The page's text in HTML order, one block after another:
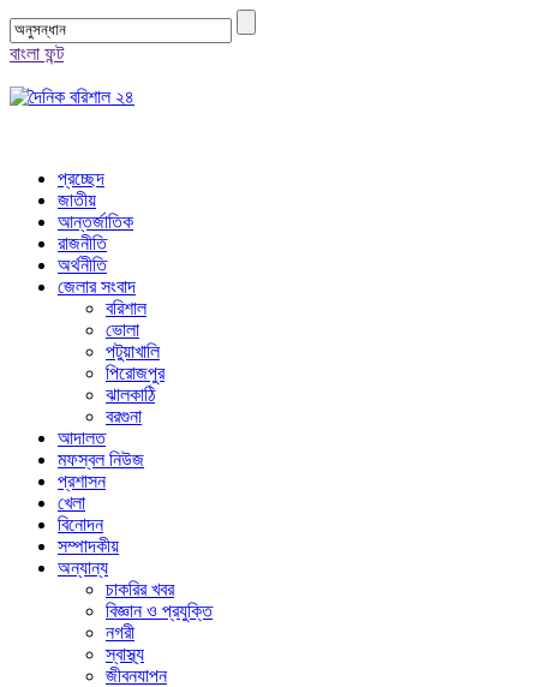
বাংলা ফন্ট
প্রচ্ছেদ
জাতীয়
আন্তর্জাতিক
রাজনীতি
অর্থনীতি
জেলার সংবাদ
বরিশাল
ভোলা
পটুয়াখালি
পিরোজপুর
ঝালকাঠি
বরগুনা
আদালত
মফস্বল নিউজ
প্রশাসন
খেলা
বিনোদন
সম্পাদকীয়
অন্যান্য
চাকরির খবর
বিজ্ঞান ও প্রযুক্তি
নগরী
স্বাস্থ্য
জীবনযাপন